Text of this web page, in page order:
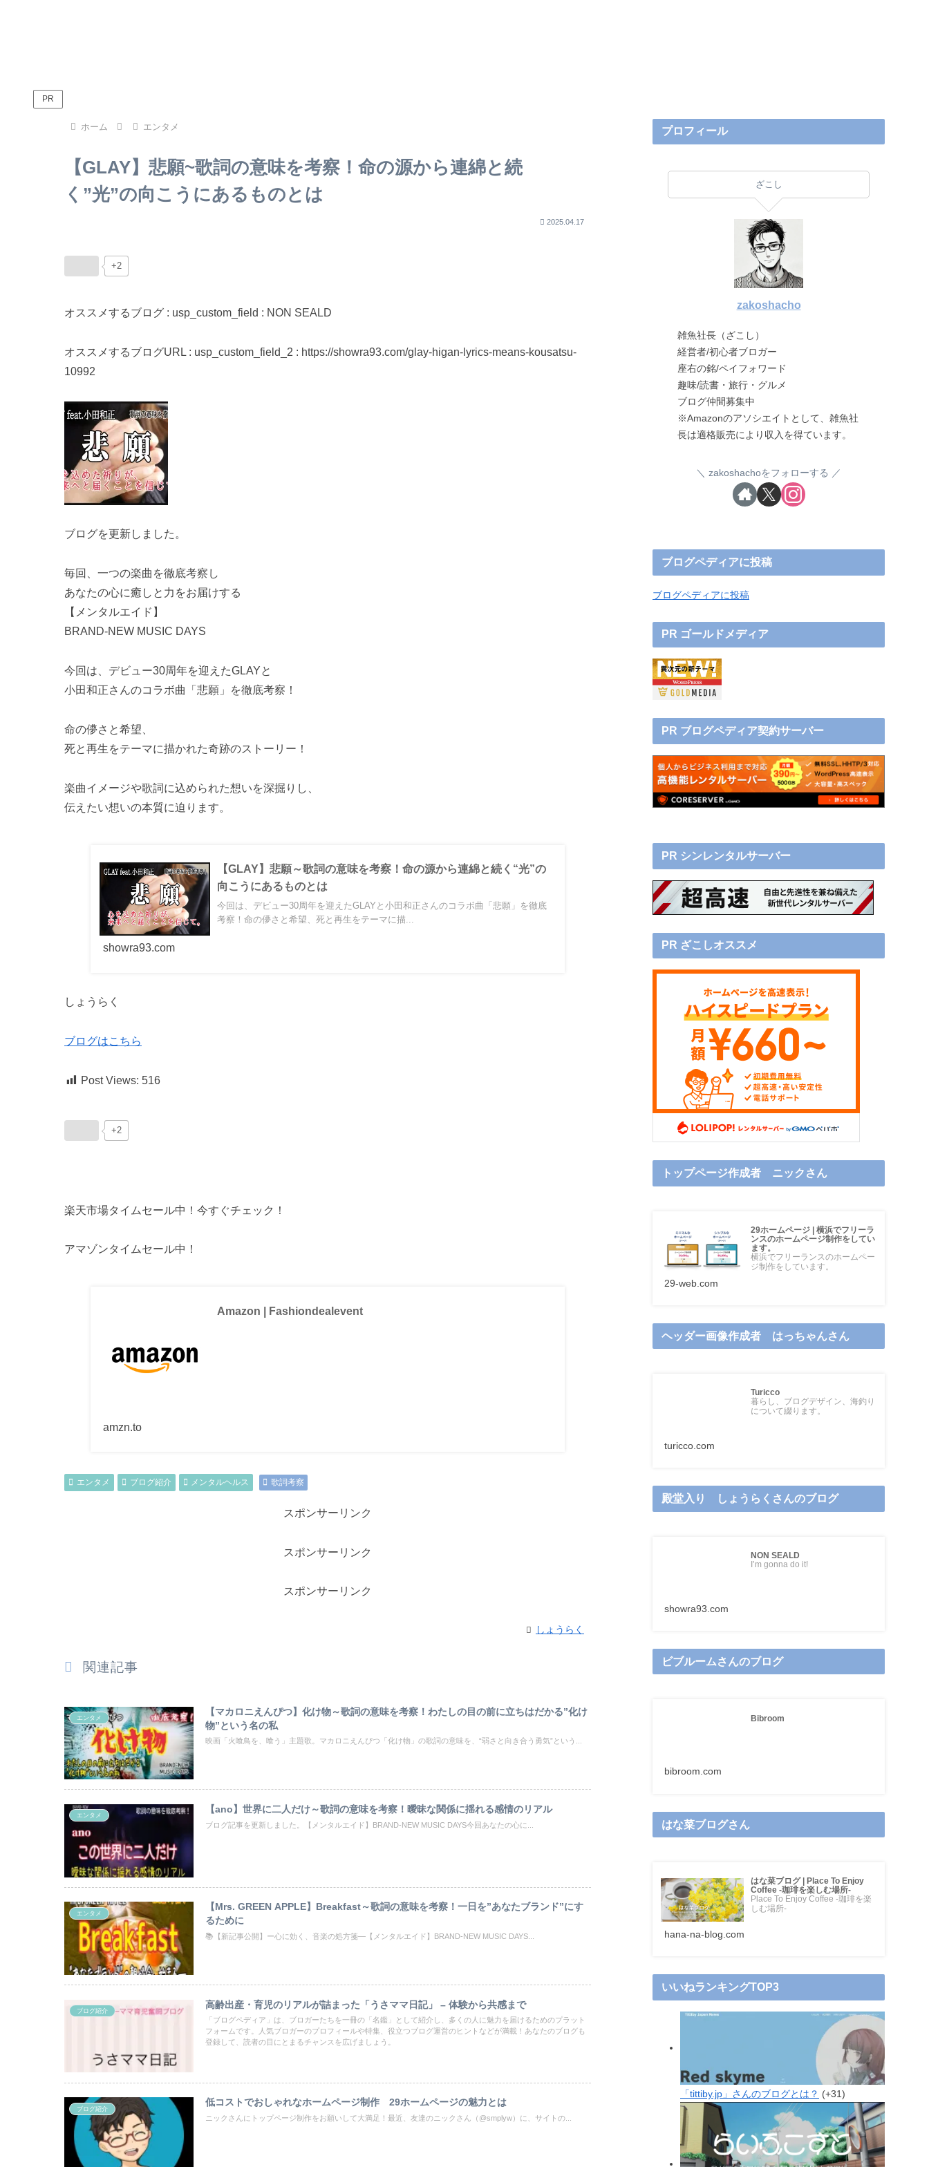
PR
ホーム エンタメ
【GLAY】悲願~歌詞の意味を考察！命の源から連綿と続
く”光”の向こうにあるものとは
2025.04.17
+2
オススメするブログ : usp_custom_field : NON SEALD
オススメするブログURL : usp_custom_field_2 : https://showra93.com/glay-higan-lyrics-means-kousatsu-
10992
ブログを更新しました。
毎回、一つの楽曲を徹底考察し
あなたの心に癒しと力をお届けする
【メンタルエイド】
BRAND-NEW MUSIC DAYS
今回は、デビュー30周年を迎えたGLAYと
小田和正さんのコラボ曲「悲願」を徹底考察！
命の儚さと希望、
死と再生をテーマに描かれた奇跡のストーリー！
楽曲イメージや歌詞に込められた想いを深掘りし、
伝えたい想いの本質に迫ります。
【GLAY】悲願～歌詞の意味を考察！命の源から連綿と続く“光”の
向こうにあるものとは
今回は、デビュー30周年を迎えたGLAYと小田和正さんのコラボ曲「悲願」を徹底
考察！命の儚さと希望、死と再生をテーマに描...
showra93.com
しょうらく
ブログはこちら
Post Views: 516
+2
楽天市場タイムセール中！今すぐチェック！
アマゾンタイムセール中！
Amazon | Fashiondealevent
amzn.to
エンタメ ブログ紹介 メンタルヘルス 歌詞考察
スポンサーリンク
スポンサーリンク
スポンサーリンク
しょうらく
関連記事
エンタメ
【マカロニえんぴつ】化け物～歌詞の意味を考察！わたしの目の前に立ちはだかる”化け
物”という名の私
映画「火喰鳥を、喰う」主題歌。マカロニえんぴつ「化け物」の歌詞の意味を、“弱さと向き合う勇気”という...
エンタメ
【ano】世界に二人だけ～歌詞の意味を考察！曖昧な関係に揺れる感情のリアル
ブログ記事を更新しました。【メンタルエイド】BRAND-NEW MUSIC DAYS今回あなたの心に...
エンタメ
【Mrs. GREEN APPLE】Breakfast～歌詞の意味を考察！一日を”あなたブランド”にす
るために
📚【新記事公開】ー心に効く、音楽の処方箋―【メンタルエイド】BRAND-NEW MUSIC DAYS...
ブログ紹介
高齢出産・育児のリアルが詰まった「うさママ日記」 – 体験から共感まで
「ブログペディア」は、ブロガーたちを一冊の「名鑑」として紹介し、多くの人に魅力を届けるためのプラット
フォームです。人気ブロガーのプロフィールや特集、役立つブログ運営のヒントなどが満載！あなたのブログも
登録して、読者の目にとまるチャンスを広げましょう。
ブログ紹介
低コストでおしゃれなホームページ制作 29ホームページの魅力とは
ニックさんにトップページ制作をお願いして大満足！最近、友達のニックさん（@smplyw）に、サイトの...
プロフィール
ざこし
zakoshacho
雑魚社長（ざこし）
経営者/初心者ブロガー
座右の銘/ペイフォワード
趣味/読書・旅行・グルメ
ブログ仲間募集中
※Amazonのアソシエイトとして、雑魚社
長は適格販売により収入を得ています。
zakoshachoをフォローする
ブログペディアに投稿
ブログペディアに投稿
PR ゴールドメディア
PR ブログペディア契約サーバー
PR シンレンタルサーバー
PR ざこしオススメ
トップページ作成者 ニックさん
29ホームページ | 横浜でフリーラ
ンスのホームページ制作をしてい
ます。
横浜でフリーランスのホームペー
ジ制作をしています。
29-web.com
ヘッダー画像作成者 はっちゃんさん
Turicco
暮らし、ブログデザイン、海釣り
について綴ります。
turicco.com
殿堂入り しょうらくさんのブログ
NON SEALD
I’m gonna do it!
showra93.com
ビブルームさんのブログ
Bibroom
bibroom.com
はな菜ブログさん
はな菜ブログ | Place To Enjoy
Coffee -珈琲を楽しむ場所-
Place To Enjoy Coffee -珈琲を楽
しむ場所-
hana-na-blog.com
いいねランキングTOP3
「tittiby.jp」さんのブログとは？ +31